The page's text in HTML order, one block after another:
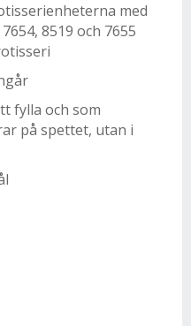
med
8519 och 7655
fylla och som
på spettet, utan i